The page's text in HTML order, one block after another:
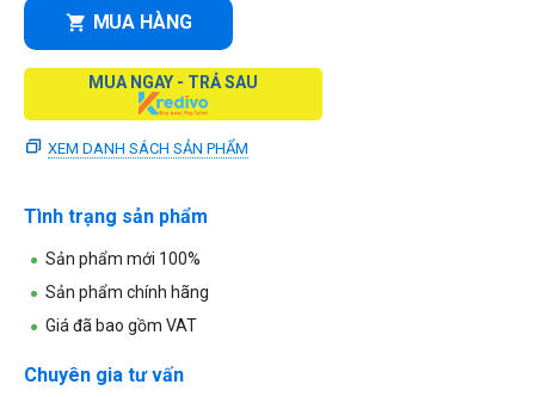
MUA HÀNG
MUA NGAY - TRẢ SAU
XEM DANH SÁCH SẢN PHẨM
Tình trạng sản phẩm
Sản phẩm mới 100%
Sản phẩm chính hãng
Giá đã bao gồm VAT
Chuyên gia tư vấn